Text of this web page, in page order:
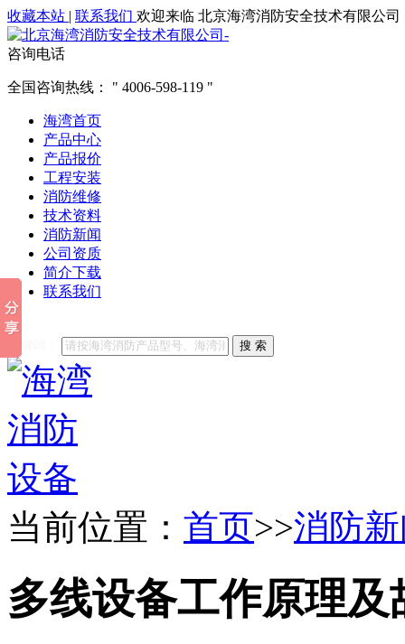
收藏本站 | 联系我们 欢迎来临 北京海湾消防安全技术有限公司
咨询电话
全国咨询热线： 4006-598-119
海湾首页
产品中心
产品报价
工程安装
消防维修
技术资料
消防新闻
公司资质
简介下载
联系我们
他们都在搜索:
搜 索
当前位置： 首页>>消防
多线设备工作原理